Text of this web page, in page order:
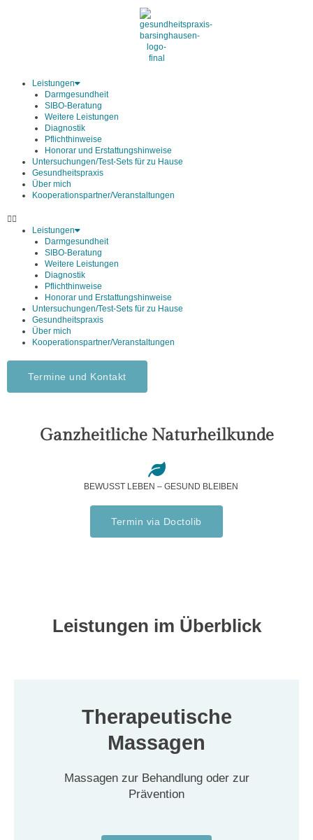
Leistungen
Darmgesundheit
SIBO-Beratung
Weitere Leistungen
Diagnostik
Pflichthinweise
Honorar und Erstattungshinweise
Untersuchungen/Test-Sets für zu Hause
Gesundheitspraxis
Über mich
Kooperationspartner/Veranstaltungen
Leistungen
Darmgesundheit
SIBO-Beratung
Weitere Leistungen
Diagnostik
Pflichthinweise
Honorar und Erstattungshinweise
Untersuchungen/Test-Sets für zu Hause
Gesundheitspraxis
Über mich
Kooperationspartner/Veranstaltungen
Termine und Kontakt
Ganzheitliche Naturheilkunde
BEWUSST LEBEN – GESUND BLEIBEN
Termin via Doctolib
Leistungen im Überblick
Therapeutische
Massagen
Massagen zur Behandlung oder zur
Prävention